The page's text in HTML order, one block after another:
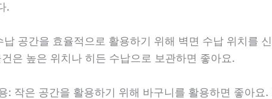
.
공간을 효율적으로 활용하기 위해 벽면 수납 위치를
은 높은 위치나 히든 수납으로 보관하면 좋아요.
: 작은 공간을 활용하기 위해 바구니를 활용하면 좋아